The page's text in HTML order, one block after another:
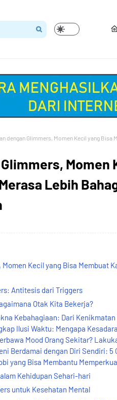
dengan Glimmers, Momen Kecil yang Bisa
Momen
Lebih
Kecil yang Bisa Membuat
Antitesis dari Triggers
Otak Kita Bekerja?
Kebahagiaan: Dari
Ilusi Waktu: Mengapa
Mood Orang Sekitar?
Berdamai dengan Diri Sendiri:
yang Bisa Membantu
Kehidupan Sehari-hari
untuk Kesehatan Mental